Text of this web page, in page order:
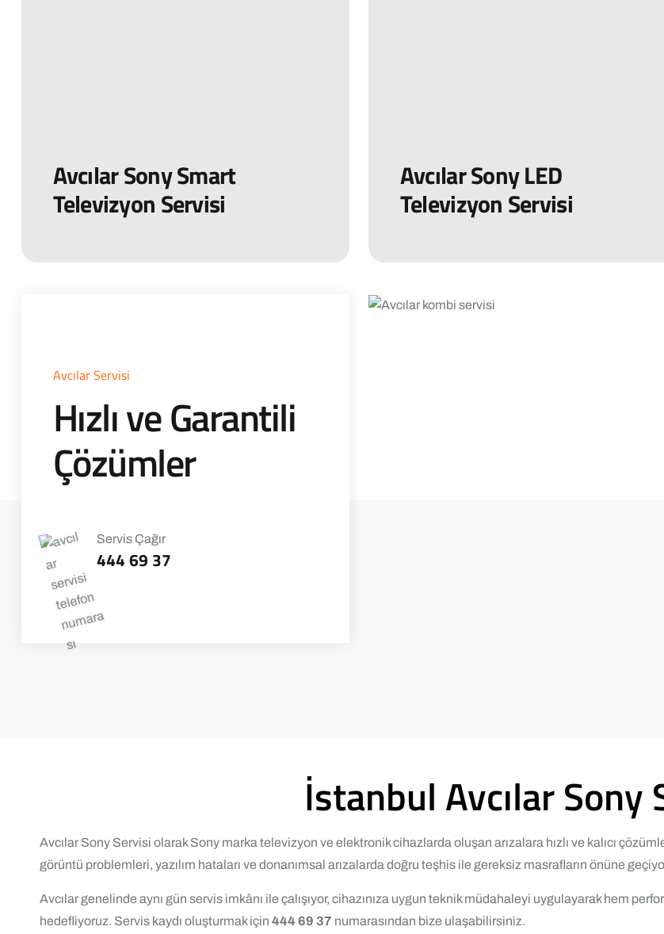
Avcılar Sony Smart
Televizyon Servisi
Avcılar Sony LED
Televizyon Servisi
Avcılar Servisi
Hızlı ve Garantili
Çözümler
Servis Çağır
444 69 37
İstanbul Avcılar Sony
Avcılar Sony Servisi olarak Sony marka televizyon ve elektronik cihazlarda oluşan arızalara hızlı ve kalıcı
görüntü problemleri, yazılım hataları ve donanımsal arızalarda doğru teşhis ile gereksiz masrafların önüne
Avcılar genelinde aynı gün servis imkânı ile çalışıyor, cihazınıza uygun teknik müdahaleyi uygulayarak hem
hedefliyoruz. Servis kaydı oluşturmak için 444 69 37 numarasından bize ulaşabilirsiniz.